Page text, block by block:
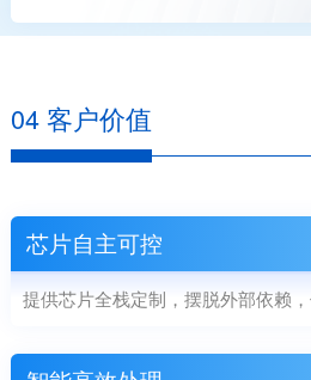
04 客户价值
芯片自主可控
提供芯片全栈定制，摆脱外部依赖